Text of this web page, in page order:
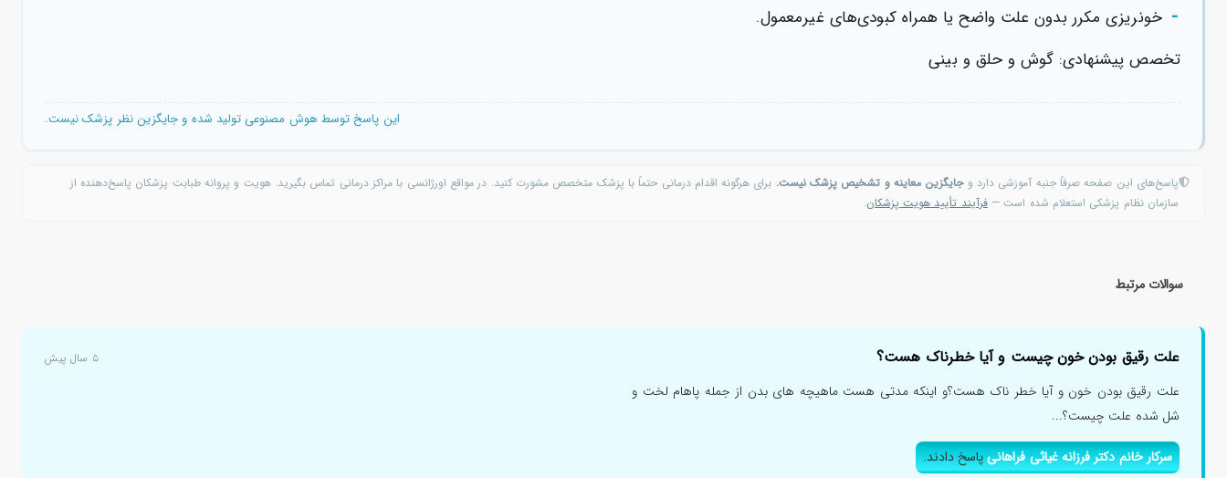
- خونریزی مکرر بدون علت واضح یا همراه کبودی‌های غیرمعمول.
تخصص پیشنهادی: گوش و حلق و بینی
این پاسخ توسط هوش مصنوعی تولید شده و جایگزین نظر پزشک نیست.
پاسخ‌های این صفحه صرفاً جنبه آموزشی دارد وجایگزین معاینه و تشخیص پزشک نیست. برای هرگونه اقدام درمانی حتماً با پزشک متخصص مشورت کنید. در مواقع اورژانسی با مراکز درمانی تماس بگیرید. هویت و پروانه طبابت پزشکان پاسخ‌دهنده از
سازمان نظام پزشکی استعلام شده است —فرآیند تأیید هویت پزشکان.
سوالات مرتبط
علت رقیق بودن خون چیست و آیا خطرناک هست؟ ۵ سال پیش
علت رقیق بودن خون و آیا خطر ناک هست؟و اینکه مدتی هست ماهیچه های بدن از جمله پاهام لخت و
شل شده علت چیست؟...
سرکار خانم دکتر فرزانه غیاثی فراهانیپاسخ دادند.